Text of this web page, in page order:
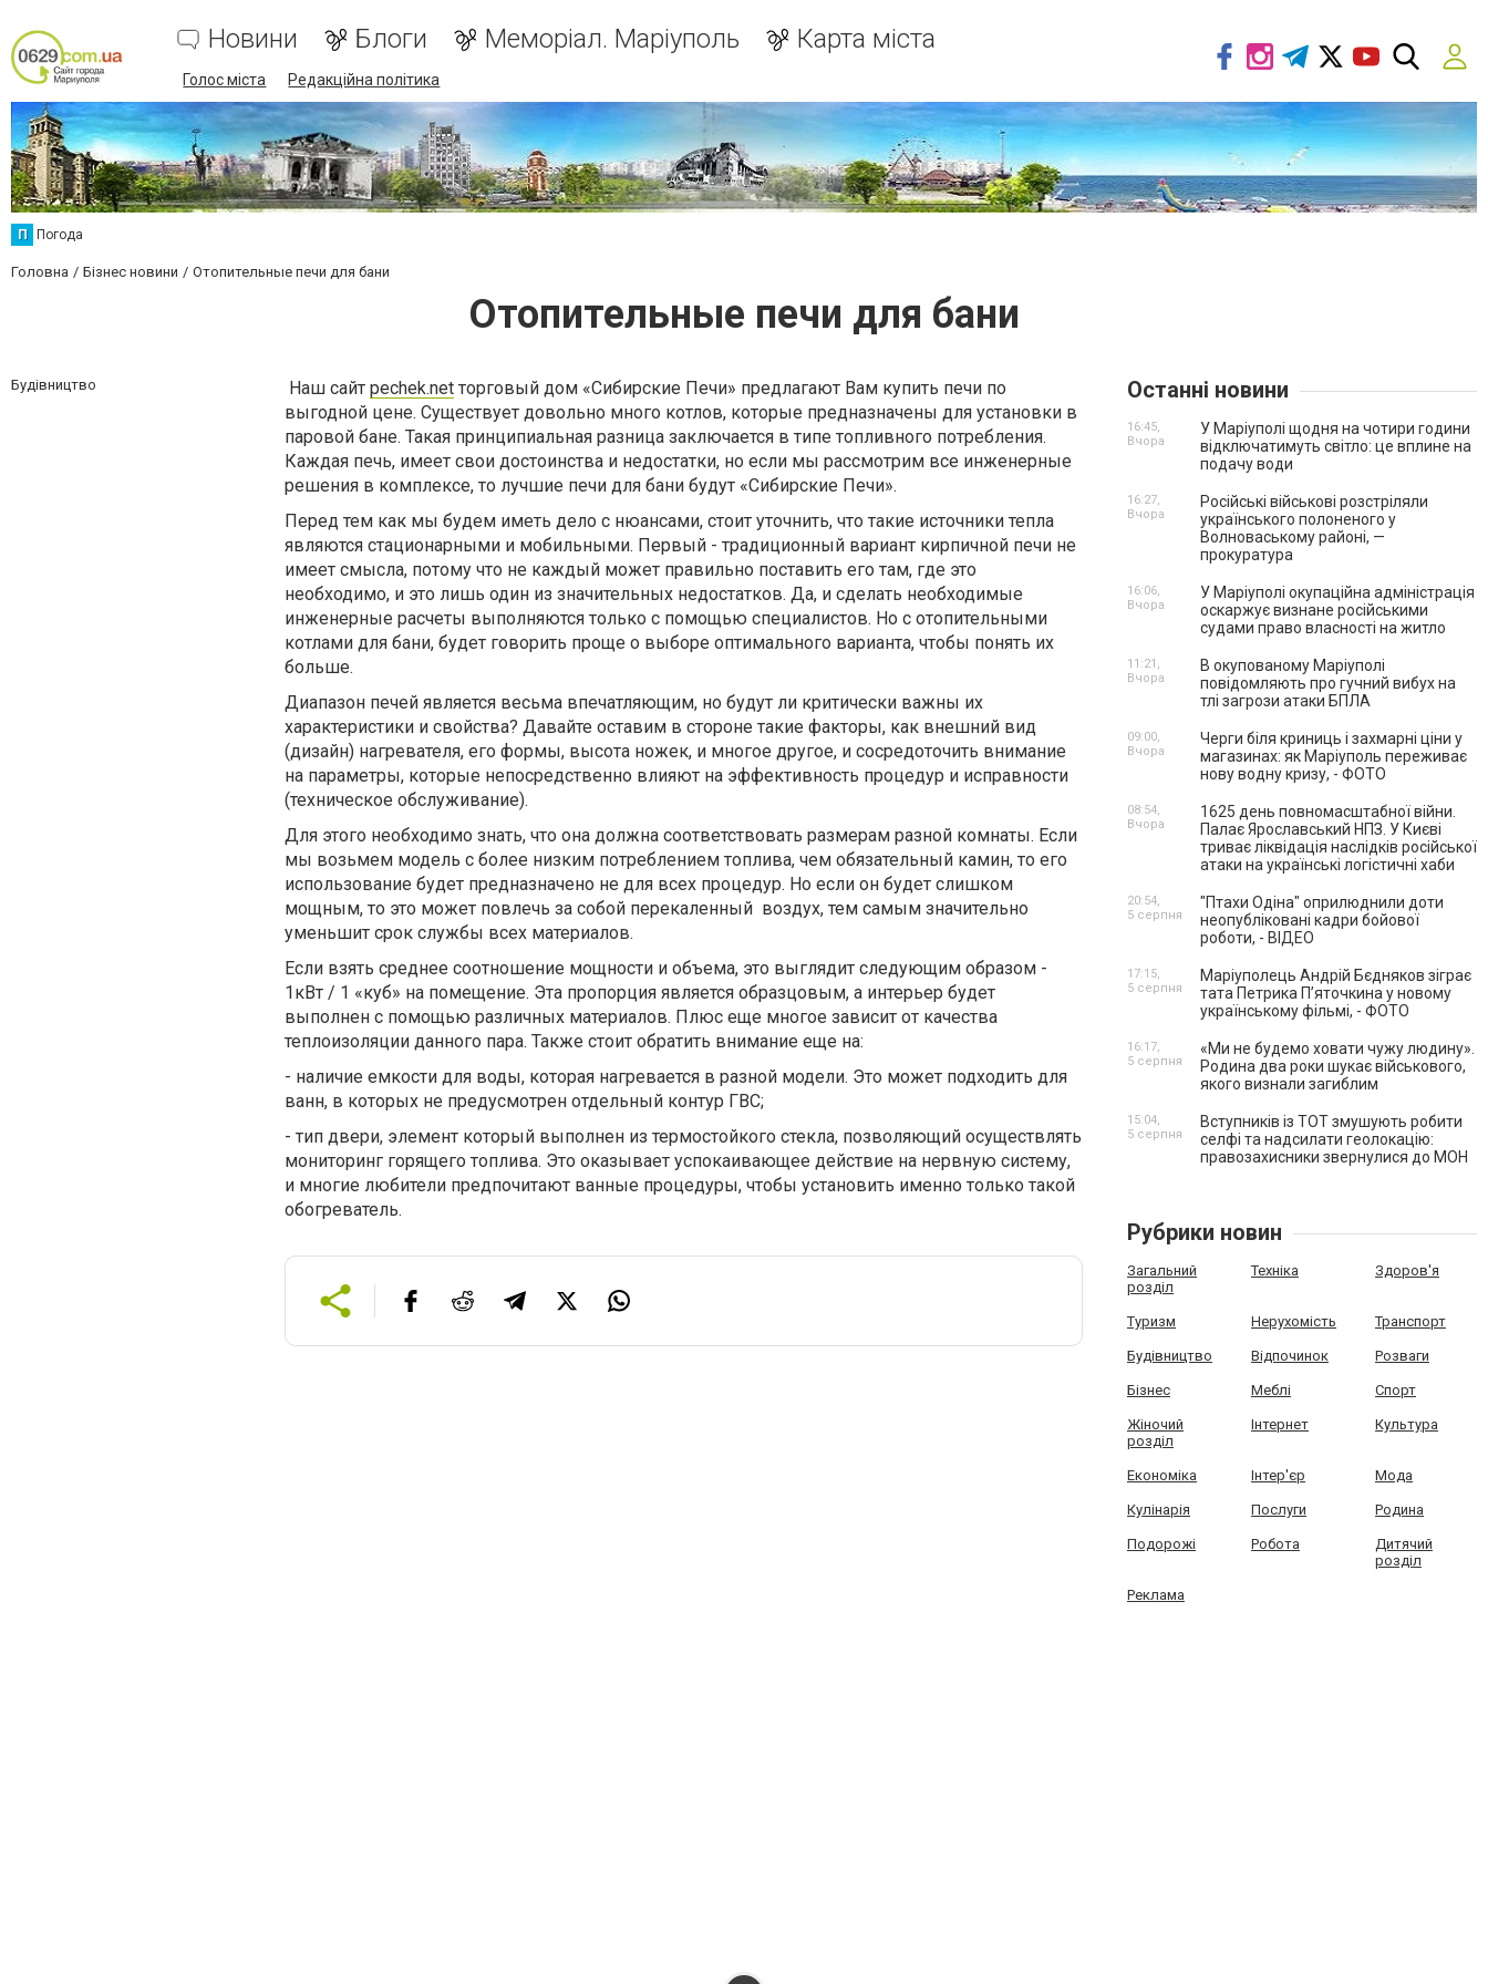
Новини Блоги Меморіал. Маріуполь Карта міста
Голос міста Редакційна політика
П Погода
Головна Бізнес новини Отопительные печи для бани
Отопительные печи для бани
Будівництво Наш сайт pechek.net торговый дом «Сибирские Печи» предлагают Вам купить печи по
выгодной цене. Существует довольно много котлов, которые предназначены для установки в
паровой бане. Такая принципиальная разница заключается в типе топливного потребления.
Каждая печь, имеет свои достоинства и недостатки, но если мы рассмотрим все инженерные
решения в комплексе, то лучшие печи для бани будут «Сибирские Печи».
Перед тем как мы будем иметь дело с нюансами, стоит уточнить, что такие источники тепла
являются стационарными и мобильными. Первый - традиционный вариант кирпичной печи не
имеет смысла, потому что не каждый может правильно поставить его там, где это
необходимо, и это лишь один из значительных недостатков. Да, и сделать необходимые
инженерные расчеты выполняются только с помощью специалистов. Но с отопительными
котлами для бани, будет говорить проще о выборе оптимального варианта, чтобы понять их
больше.
Диапазон печей является весьма впечатляющим, но будут ли критически важны их
характеристики и свойства? Давайте оставим в стороне такие факторы, как внешний вид
(дизайн) нагревателя, его формы, высота ножек, и многое другое, и сосредоточить внимание
на параметры, которые непосредственно влияют на эффективность процедур и исправности
(техническое обслуживание).
Для этого необходимо знать, что она должна соответствовать размерам разной комнаты. Если
мы возьмем модель с более низким потреблением топлива, чем обязательный камин, то его
использование будет предназначено не для всех процедур. Но если он будет слишком
мощным, то это может повлечь за собой перекаленный воздух, тем самым значительно
уменьшит срок службы всех материалов.
Если взять среднее соотношение мощности и объема, это выглядит следующим образом -
1кВт / 1 «куб» на помещение. Эта пропорция является образцовым, а интерьер будет
выполнен с помощью различных материалов. Плюс еще многое зависит от качества
теплоизоляции данного пара. Также стоит обратить внимание еще на:
- наличие емкости для воды, которая нагревается в разной модели. Это может подходить для
ванн, в которых не предусмотрен отдельный контур ГВС;
- тип двери, элемент который выполнен из термостойкого стекла, позволяющий осуществлять
мониторинг горящего топлива. Это оказывает успокаивающее действие на нервную систему,
и многие любители предпочитают ванные процедуры, чтобы установить именно только такой
обогреватель.
Останні новини
У Маріуполі щодня на чотири години
відключатимуть світло: це вплине на
подачу води
16:45,
Вчора
Російські військові розстріляли
українського полоненого у
Волноваському районі, —
прокуратура
16:27,
Вчора
У Маріуполі окупаційна адміністрація
оскаржує визнане російськими
судами право власності на житло
16:06,
Вчора
В окупованому Маріуполі
повідомляють про гучний вибух на
тлі загрози атаки БПЛА
11:21,
Вчора
Черги біля криниць і захмарні ціни у
магазинах: як Маріуполь переживає
нову водну кризу, - ФОТО
09:00,
Вчора
1625 день повномасштабної війни.
Палає Ярославський НПЗ. У Києві
триває ліквідація наслідків російської
атаки на українські логістичні хаби
08:54,
Вчора
"Птахи Одіна" оприлюднили доти
неопубліковані кадри бойової
роботи, - ВІДЕО
20:54,
5 серпня
Маріуполець Андрій Бєдняков зіграє
тата Петрика П’яточкина у новому
українському фільмі, - ФОТО
17:15,
5 серпня
«Ми не будемо ховати чужу людину».
Родина два роки шукає військового,
якого визнали загиблим
16:17,
5 серпня
Вступників із ТОТ змушують робити
селфі та надсилати геолокацію:
правозахисники звернулися до МОН
15:04,
5 серпня
Рубрики новин
Загальний
розділ
Техніка Здоров'я
Туризм Нерухомість Транспорт
Будівництво Відпочинок Розваги
Бізнес Меблі Спорт
Жіночий
розділ
Інтернет Культура
Економіка Інтер'єр Мода
Кулінарія Послуги Родина
Подорожі Робота
Дитячий
розділ
Реклама